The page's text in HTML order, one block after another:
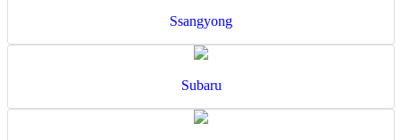
Ssangyong
Subaru